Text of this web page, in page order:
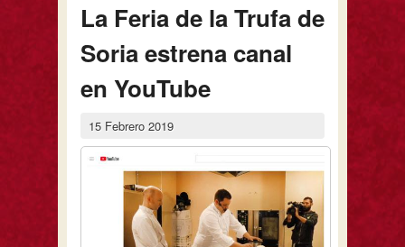
La Feria de la Trufa de
Soria estrena canal
en YouTube
15 Febrero 2019